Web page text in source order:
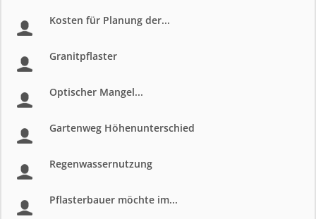
Kosten für Planung der...
Granitpflaster
Optischer Mangel...
Gartenweg Höhenunterschied
Regenwassernutzung
Pflasterbauer möchte im...